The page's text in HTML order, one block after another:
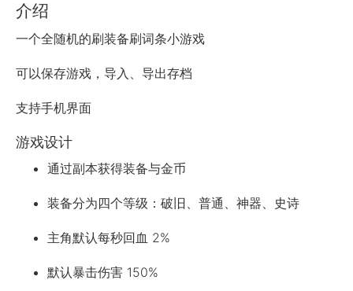
介绍
一个全随机的刷装备刷词条小游戏
可以保存游戏，导入、导出存档
支持手机界面
游戏设计
通过副本获得装备与金币
装备分为四个等级：破旧、普通、神器、史诗
主角默认每秒回血 2%
默认暴击伤害 150%